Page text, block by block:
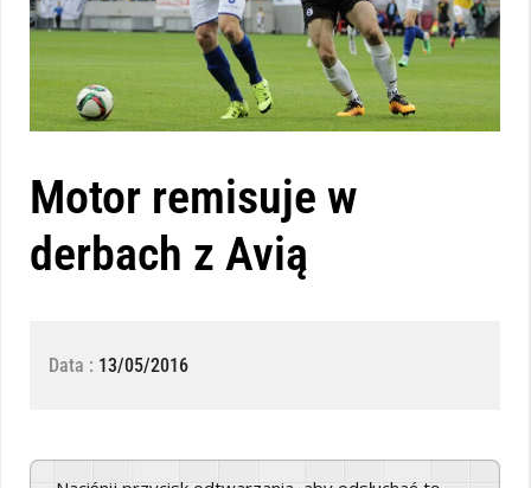
Motor remisuje w
derbach z Avią
Data : 13/05/2016